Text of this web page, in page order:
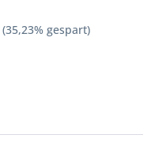
(35,23% gespart)